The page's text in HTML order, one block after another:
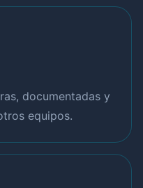
documentadas y
equipos.